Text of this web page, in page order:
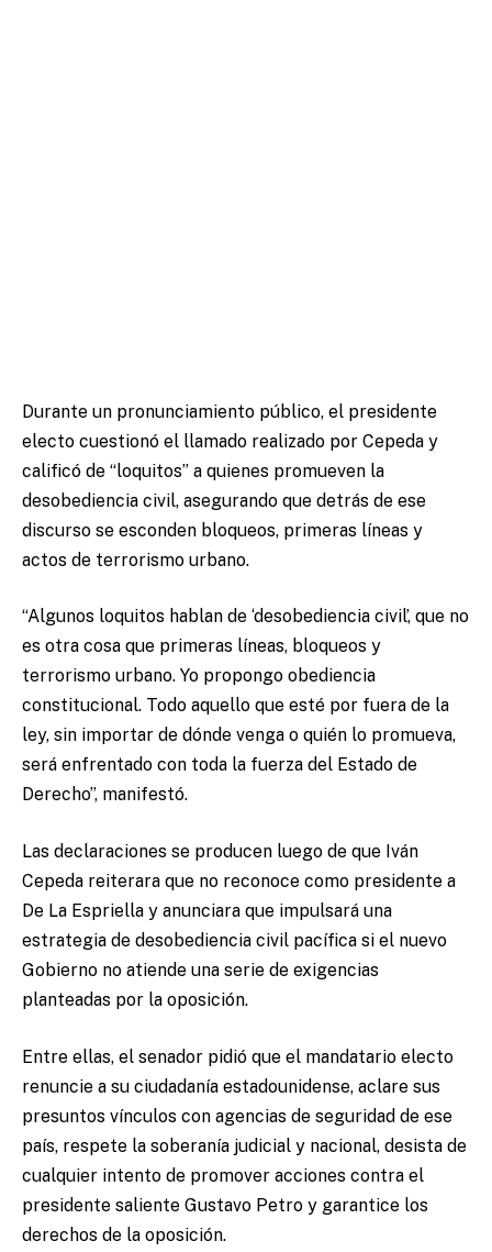
Durante un pronunciamiento público, el presidente
electo cuestionó el llamado realizado por Cepeda y
calificó de “loquitos” a quienes promueven la
desobediencia civil, asegurando que detrás de ese
discurso se esconden bloqueos, primeras líneas y
actos de terrorismo urbano.
“Algunos loquitos hablan de ‘desobediencia civil’, que no
es otra cosa que primeras líneas, bloqueos y
terrorismo urbano. Yo propongo obediencia
constitucional. Todo aquello que esté por fuera de la
ley, sin importar de dónde venga o quién lo promueva,
será enfrentado con toda la fuerza del Estado de
Derecho”, manifestó.
Las declaraciones se producen luego de que Iván
Cepeda reiterara que no reconoce como presidente a
De La Espriella y anunciara que impulsará una
estrategia de desobediencia civil pacífica si el nuevo
Gobierno no atiende una serie de exigencias
planteadas por la oposición.
Entre ellas, el senador pidió que el mandatario electo
renuncie a su ciudadanía estadounidense, aclare sus
presuntos vínculos con agencias de seguridad de ese
país, respete la soberanía judicial y nacional, desista de
cualquier intento de promover acciones contra el
presidente saliente Gustavo Petro y garantice los
derechos de la oposición.